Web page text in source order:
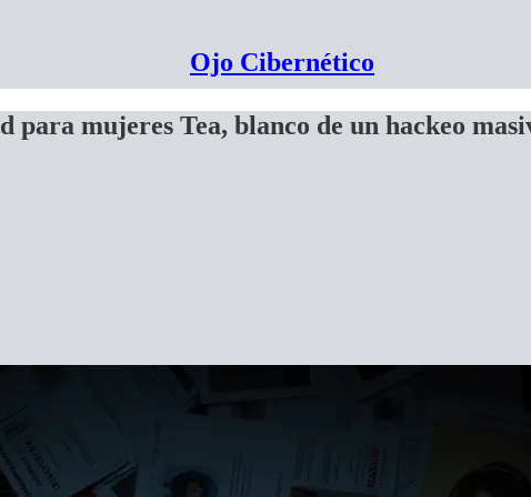
Ojo Cibernético
mujeres Tea, blanco de un hackeo